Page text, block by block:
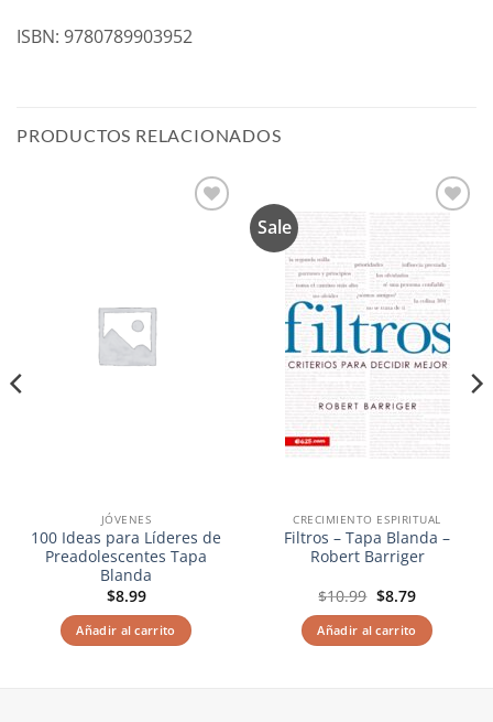
ISBN: 9780789903952
PRODUCTOS RELACIONADOS
JÓVENES
100 Ideas para Líderes de
Preadolescentes Tapa
Blanda
$8.99
Añadir al carrito
Sale
deseos
CRECIMIENTO ESPIRITUAL
Filtros – Tapa Blanda –
Robert Barriger
$10.99 El
precio
original
era:
$10.99.
$8.79El
actual
es:
$8.79.
Añadir al carrito